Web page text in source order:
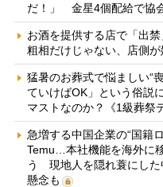
だ！」 金星4個配給で協
お酒を提供する店で「出
粗相だけじゃない、店側が
猛暑のお葬式で悩ましい“
ていけばOK」という俗説
マストなのか？《1級葬祭
急増する中国企業の“国籍
Temu…本社機能を海外に
う 現地人を隠れ蓑にした
懸念も